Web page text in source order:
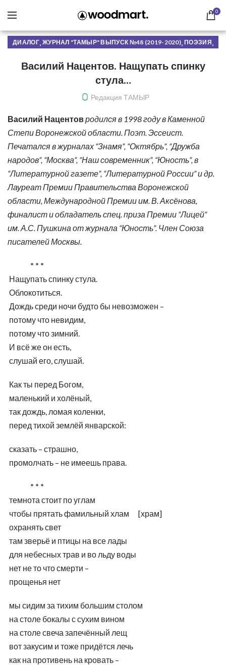
0
ДИАЛОГ, ЖУРНАЛ "ТАМЫР" ВЫПУСК №48 (2019-2020),ПОЭЗИЯ,
Василий Нацентов. Нащупать спинку
стула…
Редакция ТАМЫР
Василий Нацентовродился в 1998 году в Каменной
Степи Воронежской области. Поэт. Эссеист.
Печатался в журналах “Знамя”, “Октябрь”, “Дружба
народов”, “Москва”, “Наш современник”, “Юность”, в
“Литературной газете”, “Литературной России” и др.
Лауреат Премии Правительства Воронежской
области, Международной Премии им. В. Аксёнова,
финалист и обладатель спец. приза Премии “Лицей”
им. А.С. Пушкина от журнала “Юность”. Член Союза
писателей Москвы.
* * *
Нащупать спинку стула.
Облокотиться.
Дождь среди ночи будто бы невозможен –
потому что невидим,
потому что зимний.
И всё же он есть,
слушай его, слушай.
Как ты перед Богом,
маленький и холёный,
так дождь, ломая коленки,
перед тихой землёй январской:
сказать – страшно,
промолчать – не имеешь права.
* * *
темнота стоит по углам
чтобы прятать фамильный хлам [храм]
охранять свет
там зверьё и птицы на все лады
для небесных трав и во льду воды
нет не то что смерти –
прощенья нет
мы сидим за тихим большим столом
на столе бокалы с сухим вином
на столе свеча запечённый лещ
вот закусим и тоже придётся лечь
как на противень на кровать –